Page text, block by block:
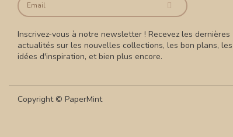
Inscrivez-vous à notre newsletter ! Recevez les dernières
actualités sur les nouvelles collections, les bon plans, les
idées d'inspiration, et bien plus encore.
Copyright © PaperMint